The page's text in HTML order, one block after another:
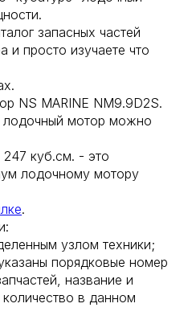
запасных частей
и просто изучаете что
NS MARINE NM9.9D2S.
мотор можно
куб.см. - это
лодочному мотору
.
узлом техники;
порядковые номер
название и
в данном